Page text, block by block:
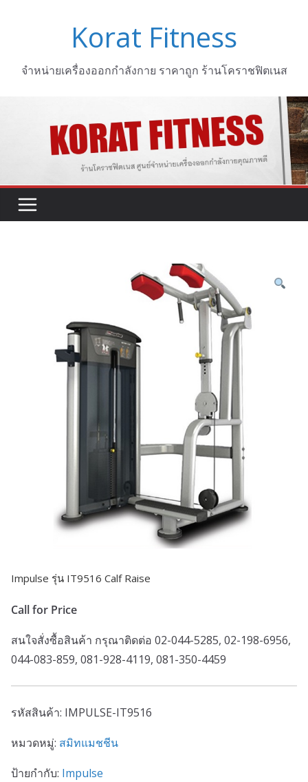
Korat Fitness
จำหน่ายเครื่องออกกำลังกาย ราคาถูก ร้านโคราชฟิตเนส
Impulse รุ่น IT9516 Calf Raise
Call for Price
สนใจสั่งซื้อสินค้า กรุณาติดต่อ 02-044-5285, 02-198-6956,
044-083-859, 081-928-4119, 081-350-4459
รหัสสินค้า: IMPULSE-IT9516
หมวดหมู่: สมิทแมชชีน
ป้ายกำกับ: Impulse